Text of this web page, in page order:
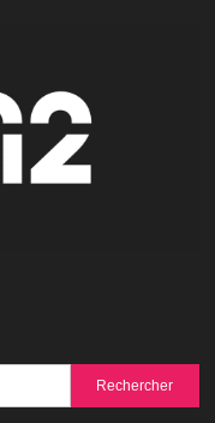
Rechercher :